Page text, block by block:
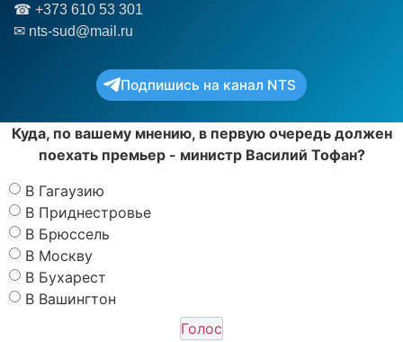
☎︎ +373 610 53 301
✉ nts-sud@mail.ru
Подпишись на канал NTS
Куда, по вашему мнению, в первую очередь должен
поехать премьер - министр Василий Тофан?
В Гагаузию
В Приднестровье
В Брюссель
В Москву
В Бухарест
В Вашингтон